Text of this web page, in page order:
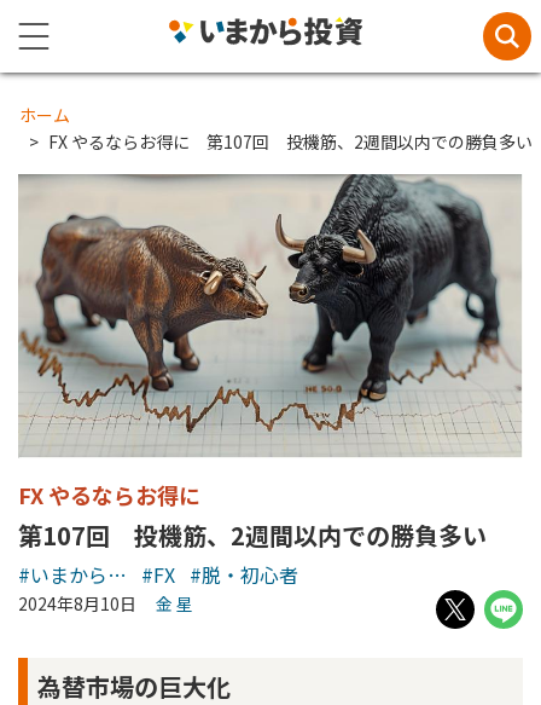
ホーム
FX やるならお得に 第107回 投機筋、2週間以内での勝負多い
FX やるならお得に
第107回 投機筋、2週間以内での勝負多い
#いまから… #FX #脱・初心者
2024年8月10日 金 星
為替市場の巨大化